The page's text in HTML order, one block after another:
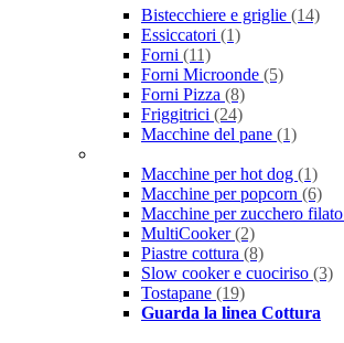
Bistecchiere e griglie (14)
Essiccatori (1)
Forni (11)
Forni Microonde (5)
Forni Pizza (8)
Friggitrici (24)
Macchine del pane (1)
Macchine per hot dog (1)
Macchine per popcorn (6)
Macchine per zucchero filato
MultiCooker(2)
Piastre cottura (8)
Slow cooker e cuociriso (3)
Tostapane (19)
Guarda la linea Cottura